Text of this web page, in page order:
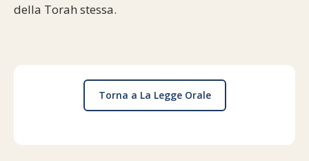
della Torah stessa.
Torna a La Legge Orale